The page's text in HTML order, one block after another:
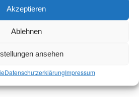
Akzeptieren
Ablehnen
ansehen
Datenschutz­erklärungImpressum
gewünscht.
es keine Unterscheidung in
Bindungswirkung für die